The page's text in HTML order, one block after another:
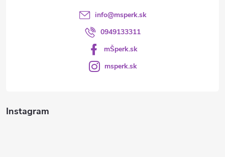
Instagram
info@msperk.sk
0949133311
mŠperk.sk
msperk.sk